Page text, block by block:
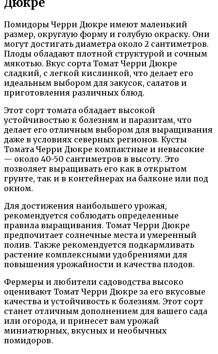
Помидоры Черри Дюкре имеют маленький
размер, округлую форму и голубую окраску. Они
могут достигать диаметра около 2 сантиметров.
Плоды обладают плотной структурой и сочным
мякотью. Вкус сорта Томат Черри Дюкре
сладкий, с легкой кислинкой, что делает его
идеальным выбором для закусок, салатов и
приготовления различных блюд.
Этот сорт томата обладает высокой
устойчивостью к болезням и паразитам, что
делает его отличным выбором для выращивания
даже в условиях северных регионов. Кусты
Томата Черри Дюкре компактные и невысокие
— около 40-50 сантиметров в высоту. Это
позволяет выращивать его как в открытом
грунте, так и в контейнерах на балконе или под
окном.
Для достижения наибольшего урожая,
рекомендуется соблюдать определенные
правила выращивания. Томат Черри Дюкре
предпочитает солнечные места и умеренный
полив. Также рекомендуется подкармливать
растение комплексными удобрениями для
повышения урожайности и качества плодов.
Фермеры и любители садоводства высоко
оценивают Томат Черри Дюкре за его вкусовые
качества и устойчивость к болезням. Этот сорт
станет отличным дополнением для вашего сада
или огорода, и принесет вам урожай
миниатюрных, вкусных и необычных
помидоров.